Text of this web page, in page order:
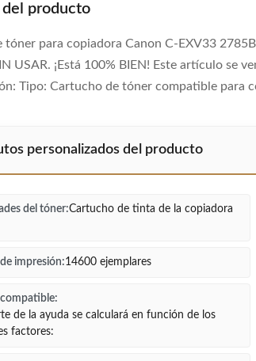
del producto
tóner para copiadora Canon C-EXV33
USAR. ¡Está 100% BIEN! Este artículo se
Tipo: Cartucho de tóner compatible para
personalizados del producto
del tóner:Cartucho de tinta de la copiadora
impresión:14600 ejemplares
de la ayuda se calculará en función de los
factores: